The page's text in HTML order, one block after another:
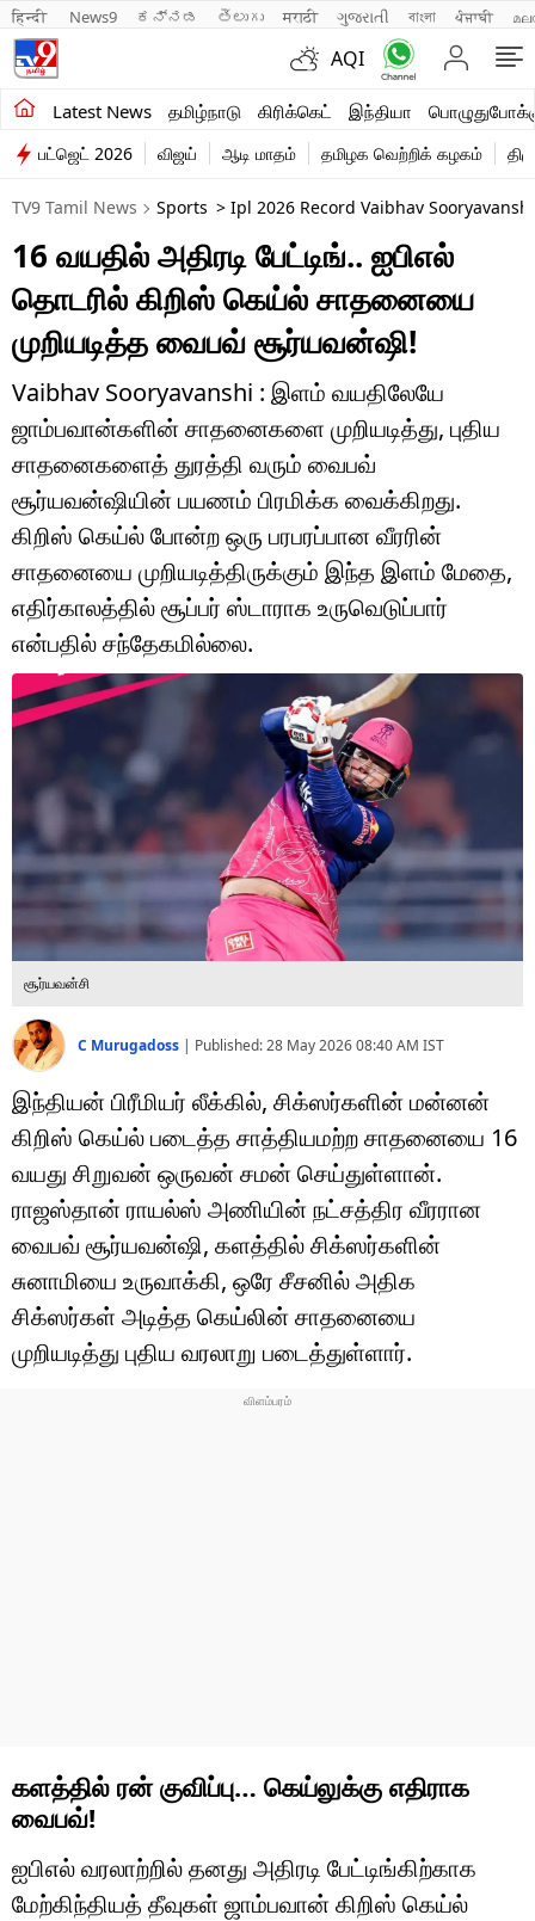
हिन्दी News9 ಕನ್ನಡ తెలుగు मराठी ગુજરાતી বাংলা ਪੰਜਾਬੀ
AQI
Latest News தமிழ்நாடு கிரிக்கெட் இந்தியா
சமீபத்திய செய்திகள்
தமிழ்நாடு
இந்தியா
உலகம்
விளையாட்டு
பொழுதுபோக்கு
லைஃப்ஸ்டைல்
வணிகம்
டெக்னாலஜி
ஆன்மீகம்
வைரல்
ஹெஃல்த்
ஷார்ட் வீடியோஸ்
வலை கதைகள்
போட்டோ கேலரி
பட்ஜெட் 2026 விஜய் ஆடி மாதம் தமிழக வெற்றிக் கழகம்
TV9 Tamil News Sports > Ipl 2026 Record Vaibhav
16 வயதில் அதிரடி பேட்டிங்.. ஐபிஎல்
தொடரில் கிறிஸ் கெய்ல் சாதனையை
முறியடித்த வைபவ் சூர்யவன்ஷி!
Vaibhav Sooryavanshi : இளம் வயதிலேயே
ஜாம்பவான்களின் சாதனைகளை முறியடித்து, புதிய
சாதனைகளைத் துரத்தி வரும் வைபவ்
சூர்யவன்ஷியின் பயணம் பிரமிக்க வைக்கிறது.
கிறிஸ் கெய்ல் போன்ற ஒரு பரபரப்பான வீரரின்
சாதனையை முறியடித்திருக்கும் இந்த இளம் மேதை,
எதிர்காலத்தில் சூப்பர் ஸ்டாராக உருவெடுப்பார்
என்பதில் சந்தேகமில்லை.
சூர்யவன்சி
C Murugadoss | Published:28 May 2026 08:40 AM IST
இந்தியன் பிரீமியர் லீக்கில், சிக்ஸர்களின் மன்னன்
கிறிஸ் கெய்ல் படைத்த சாத்தியமற்ற சாதனையை 16
வயது சிறுவன் ஒருவன் சமன் செய்துள்ளான்.
ராஜஸ்தான் ராயல்ஸ் அணியின் நட்சத்திர வீரரான
வைபவ் சூர்யவன்ஷி, களத்தில் சிக்ஸர்களின்
சுனாமியை உருவாக்கி, ஒரே சீசனில் அதிக
சிக்ஸர்கள் அடித்த கெய்லின் சாதனையை
முறியடித்து புதிய வரலாறு படைத்துள்ளார்.
களத்தில் ரன் குவிப்பு… கெய்லுக்கு எதிராக
வைபவ்!
ஐபிஎல் வரலாற்றில் தனது அதிரடி பேட்டிங்கிற்காக
மேற்கிந்தியத் தீவுகள் ஜாம்பவான் கிறிஸ் கெய்ல்